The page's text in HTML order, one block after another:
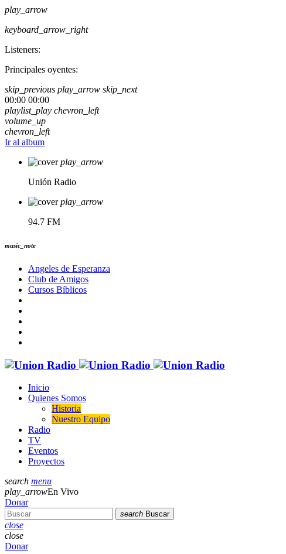
play_arrow
keyboard_arrow_right
Listeners:
Principales oyentes:
skip_previous play_arrow skip_next
00:00 00:00
playlist_play chevron_left
volume_up
chevron_left
Ir al album
play_arrow
Unión Radio
play_arrow
94.7 FM
music_note
Angeles de Esperanza
Club de Amigos
Cursos Bíblicos
Inicio
Quienes Somos
Historia
Nuestro Equipo
Radio
TV
Eventos
Proyectos
search menu
play_arrowEn Vivo
Donar
search Buscar
close
close
Donar